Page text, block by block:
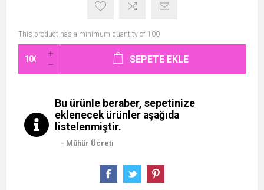
This product has a minimum quantity of 100
SEPETE EKLE
Bu ürünle beraber, sepetinize
eklenecek ürünler aşağıda
listelenmiştir.
- Mühür Ücreti